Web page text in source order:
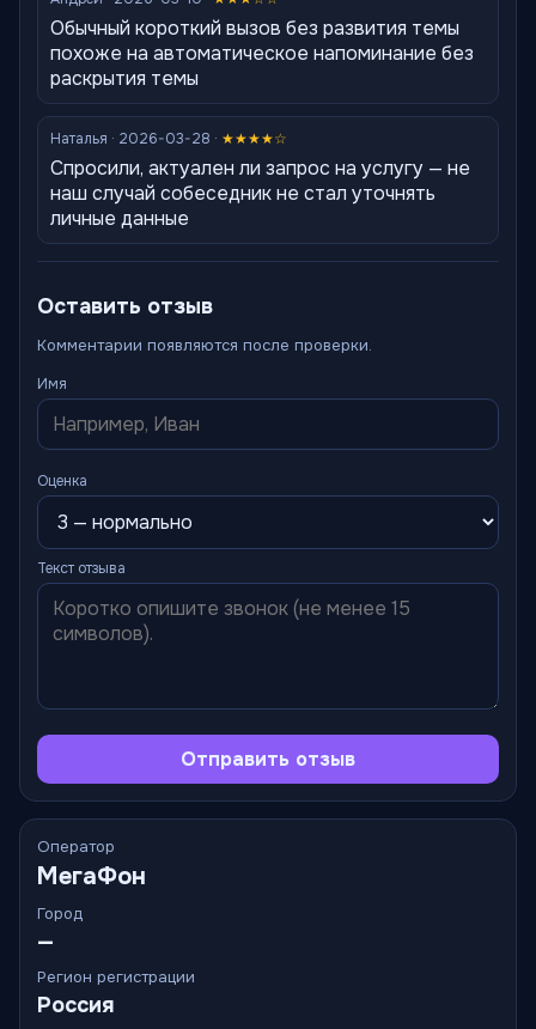
Обычный короткий вызов без развития темы
похоже на автоматическое напоминание без
раскрытия темы
Наталья · 2026-03-28 · ★★★★☆
Спросили, актуален ли запрос на услугу — не
наш случай собеседник не стал уточнять
личные данные
Оставить отзыв
Комментарии появляются после проверки.
Имя
Оценка
Текст отзыва
Отправить отзыв
Оператор
МегаФон
Город
—
Регион регистрации
Россия